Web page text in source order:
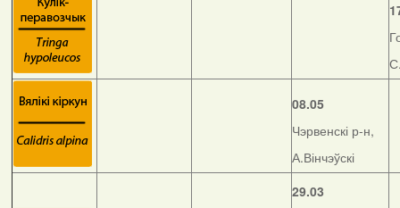
08.05
Чэрвенскі р-н,
А.Вінчэўскі
29.03